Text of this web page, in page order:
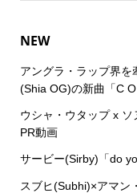
NEW
アングラ・ラップ界を
(Shia OG)の新曲「C O
ウシャ・ウタップ x
PR動画
サービー(Sirby)「do
スブヒ(Subhi)×アマン